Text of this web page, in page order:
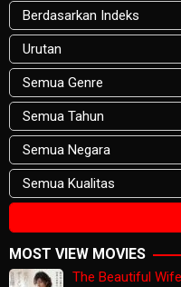
MOST VIEW MOVIES
The Beautiful